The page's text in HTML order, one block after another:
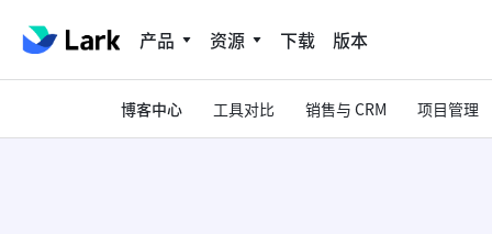
产品 资源 下载 版本
博客中心 工具对比 销售与 CRM 项目管理